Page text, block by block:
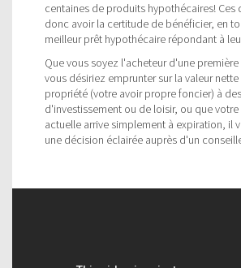
centaines de produits hypothécaires! Ces
donc avoir la certitude de bénéficier, en
meilleur prêt hypothécaire répondant à
Que vous soyez l'acheteur d'une
vous désiriez emprunter sur la valeur
propriété (votre avoir propre foncier) à
d'investissement ou de loisir, ou que
actuelle arrive simplement à expiration, il
une décision éclairée auprès d'un